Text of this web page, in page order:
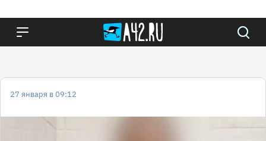
27 января в 09:12